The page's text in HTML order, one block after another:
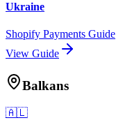
Ukraine
Shopify Payments Guide
View Guide
Balkans
🇦🇱